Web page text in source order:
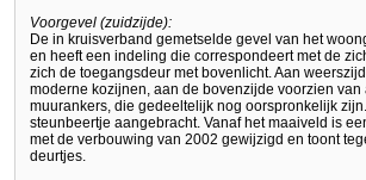
Voorgevel (zuidzijde):
De in kruisverband gemetselde gevel van het
en heeft een indeling die correspondeert met de
zich de toegangsdeur met bovenlicht. Aan
moderne kozijnen, aan de bovenzijde voorzien
muurankers, die gedeeltelijk nog oorspronkelijk
steunbeertje aangebracht. Vanaf het maaiveld is
met de verbouwing van 2002 gewijzigd en toont
deurtjes.